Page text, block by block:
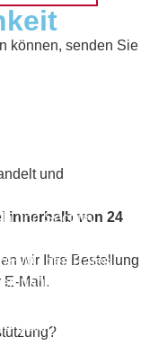
können, senden Sie
und
innerhalb von 24
wir Ihre Bestellung
E-Mail.
und Sectum,
der
EWG des Rates
tragen. Hersteller:
Bitte lesen Sie die
durch. Die